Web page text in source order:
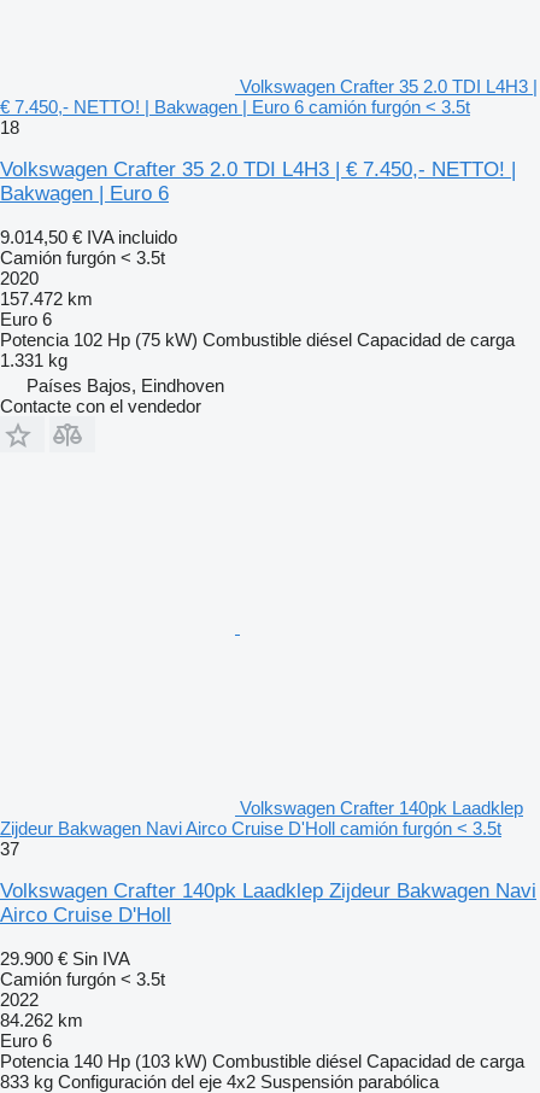
Volkswagen Crafter 35 2.0 TDI L4H3 |
€ 7.450,- NETTO! | Bakwagen | Euro 6 camión furgón < 3.5t
18
Volkswagen Crafter 35 2.0 TDI L4H3 | € 7.450,- NETTO! |
Bakwagen | Euro 6
9.014,50 € IVA incluido
Camión furgón < 3.5t
2020
157.472 km
Euro 6
Potencia 102 Hp (75 kW) Combustible diésel Capacidad de carga
1.331 kg
Países Bajos, Eindhoven
Contacte con el vendedor
Volkswagen Crafter 140pk Laadklep
Zijdeur Bakwagen Navi Airco Cruise D'Holl camión furgón < 3.5t
37
Volkswagen Crafter 140pk Laadklep Zijdeur Bakwagen Navi
Airco Cruise D'Holl
29.900 € Sin IVA
Camión furgón < 3.5t
2022
84.262 km
Euro 6
Potencia 140 Hp (103 kW) Combustible diésel Capacidad de carga
833 kg Configuración del eje 4x2 Suspensión parabólica